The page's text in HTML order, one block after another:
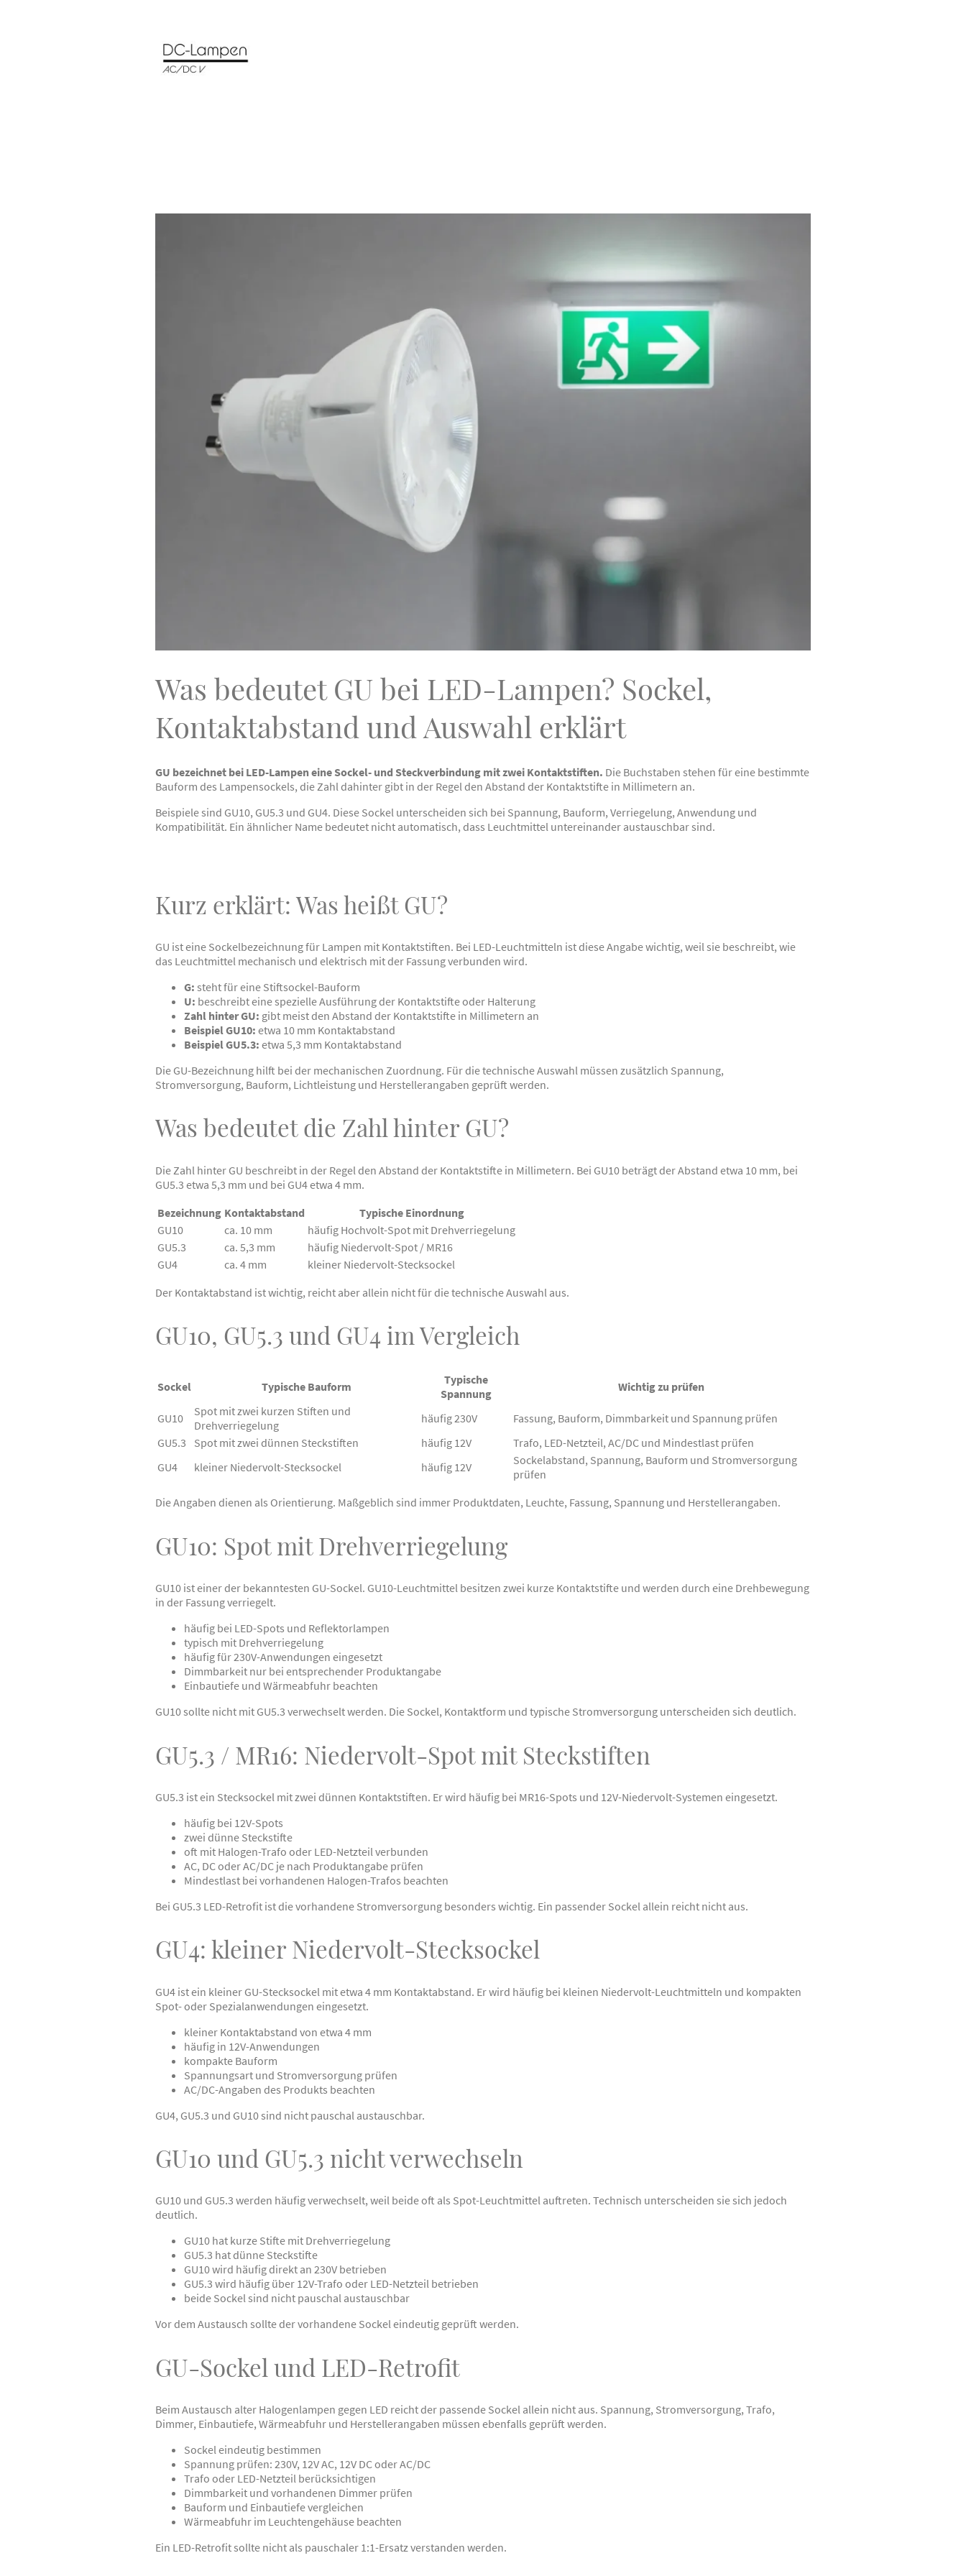
Was bedeutet GU bei LED-Lampen? Sockel,
Kontaktabstand und Auswahl erklärt
GU bezeichnet bei LED-Lampen eine Sockel- und Steckverbindung mit zwei Kontaktstiften. Die Buchstaben stehen für eine bestimmte
Bauform des Lampensockels, die Zahl dahinter gibt in der Regel den Abstand der Kontaktstifte in Millimetern an.
Beispiele sind GU10, GU5.3 und GU4. Diese Sockel unterscheiden sich bei Spannung, Bauform, Verriegelung, Anwendung und
Kompatibilität. Ein ähnlicher Name bedeutet nicht automatisch, dass Leuchtmittel untereinander austauschbar sind.
Kurz erklärt: Was heißt GU?
GU ist eine Sockelbezeichnung für Lampen mit Kontaktstiften. Bei LED-Leuchtmitteln ist diese Angabe wichtig, weil sie beschreibt, wie
das Leuchtmittel mechanisch und elektrisch mit der Fassung verbunden wird.
G: steht für eine Stiftsockel-Bauform
U: beschreibt eine spezielle Ausführung der Kontaktstifte oder Halterung
Zahl hinter GU: gibt meist den Abstand der Kontaktstifte in Millimetern an
Beispiel GU10: etwa 10 mm Kontaktabstand
Beispiel GU5.3: etwa 5,3 mm Kontaktabstand
Die GU-Bezeichnung hilft bei der mechanischen Zuordnung. Für die technische Auswahl müssen zusätzlich Spannung,
Stromversorgung, Bauform, Lichtleistung und Herstellerangaben geprüft werden.
Was bedeutet die Zahl hinter GU?
Die Zahl hinter GU beschreibt in der Regel den Abstand der Kontaktstifte in Millimetern. Bei GU10 beträgt der Abstand etwa 10 mm, bei
GU5.3 etwa 5,3 mm und bei GU4 etwa 4 mm.
Bezeichnung Kontaktabstand
Typische Einordnung
GU10
ca. 10 mm
häufig Hochvolt-Spot mit Drehverriegelung
GU5.3
ca. 5,3 mm
häufig Niedervolt-Spot / MR16
GU4
ca. 4 mm
kleiner Niedervolt-Stecksockel
Der Kontaktabstand ist wichtig, reicht aber allein nicht für die technische Auswahl aus.
GU10, GU5.3 und GU4 im Vergleich
Sockel Typische Bauform
Typische
Spannung
Wichtig zu prüfen
GU10
Spot mit zwei kurzen Stiften und
Drehverriegelung
häufig 230V
Fassung, Bauform, Dimmbarkeit und Spannung prüfen
GU5.3
Spot mit zwei dünnen Steckstiften häufig 12V
Trafo, LED-Netzteil, AC/DC und Mindestlast prüfen
GU4
kleiner Niedervolt-Stecksockel häufig 12V
Sockelabstand, Spannung, Bauform und Stromversorgung
prüfen
Die Angaben dienen als Orientierung. Maßgeblich sind immer Produktdaten, Leuchte, Fassung, Spannung und Herstellerangaben.
GU10: Spot mit Drehverriegelung
GU10 ist einer der bekanntesten GU-Sockel. GU10-Leuchtmittel besitzen zwei kurze Kontaktstifte und werden durch eine Drehbewegung
in der Fassung verriegelt.
häufig bei LED-Spots und Reflektorlampen
typisch mit Drehverriegelung
häufig für 230V-Anwendungen eingesetzt
Dimmbarkeit nur bei entsprechender Produktangabe
Einbautiefe und Wärmeabfuhr beachten
GU10 sollte nicht mit GU5.3 verwechselt werden. Die Sockel, Kontaktform und typische Stromversorgung unterscheiden sich deutlich.
GU5.3 / MR16: Niedervolt-Spot mit Steckstiften
GU5.3 ist ein Stecksockel mit zwei dünnen Kontaktstiften. Er wird häufig bei MR16-Spots und 12V-Niedervolt-Systemen eingesetzt.
häufig bei 12V-Spots
zwei dünne Steckstifte
oft mit Halogen-Trafo oder LED-Netzteil verbunden
AC, DC oder AC/DC je nach Produktangabe prüfen
Mindestlast bei vorhandenen Halogen-Trafos beachten
Bei GU5.3 LED-Retrofit ist die vorhandene Stromversorgung besonders wichtig. Ein passender Sockel allein reicht nicht aus.
GU4: kleiner Niedervolt-Stecksockel
GU4 ist ein kleiner GU-Stecksockel mit etwa 4 mm Kontaktabstand. Er wird häufig bei kleinen Niedervolt-Leuchtmitteln und kompakten
Spot- oder Spezialanwendungen eingesetzt.
kleiner Kontaktabstand von etwa 4 mm
häufig in 12V-Anwendungen
kompakte Bauform
Spannungsart und Stromversorgung prüfen
AC/DC-Angaben des Produkts beachten
GU4, GU5.3 und GU10 sind nicht pauschal austauschbar.
GU10 und GU5.3 nicht verwechseln
GU10 und GU5.3 werden häufig verwechselt, weil beide oft als Spot-Leuchtmittel auftreten. Technisch unterscheiden sie sich jedoch
deutlich.
GU10 hat kurze Stifte mit Drehverriegelung
GU5.3 hat dünne Steckstifte
GU10 wird häufig direkt an 230V betrieben
GU5.3 wird häufig über 12V-Trafo oder LED-Netzteil betrieben
beide Sockel sind nicht pauschal austauschbar
Vor dem Austausch sollte der vorhandene Sockel eindeutig geprüft werden.
GU-Sockel und LED-Retrofit
Beim Austausch alter Halogenlampen gegen LED reicht der passende Sockel allein nicht aus. Spannung, Stromversorgung, Trafo,
Dimmer, Einbautiefe, Wärmeabfuhr und Herstellerangaben müssen ebenfalls geprüft werden.
Sockel eindeutig bestimmen
Spannung prüfen: 230V, 12V AC, 12V DC oder AC/DC
Trafo oder LED-Netzteil berücksichtigen
Dimmbarkeit und vorhandenen Dimmer prüfen
Bauform und Einbautiefe vergleichen
Wärmeabfuhr im Leuchtengehäuse beachten
Ein LED-Retrofit sollte nicht als pauschaler 1:1-Ersatz verstanden werden.